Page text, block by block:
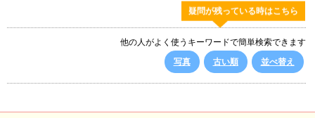
疑問が残っている時はこちら
他の人がよく使うキーワードで簡単検索できます
写真
古い順 並べ替え